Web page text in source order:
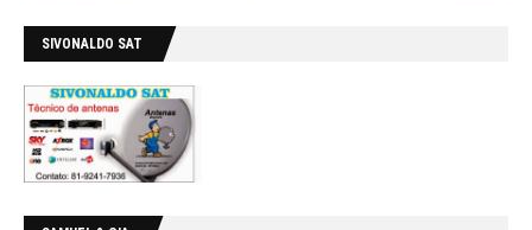
SIVONALDO SAT